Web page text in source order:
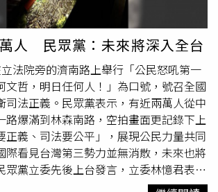
什麼颱風假」，眼見豪雨致災，立即改
為何不放颱風假」？反正基市府放不放
但他不解，這些拿颱風假大做文章的人，
和土石流搏命的基隆人的痛苦？基隆既是
基隆人對土石流致災其實不陌生，任何市
應戒慎恐懼，用敬謹之心決定放假與否。
票，謝國樑「熱戰」因應，揚言要拼「反
，擋下綠營欲在明年2月「遍地烽火」的
甚至還要在12日舉辦選前之夜「固樑」，
將與會或以錄影現身，傳出與謝交好的白
外界認為罷樑開票結果既是謝國樑任期的
關藍營國會優勢，牽動2026縣市長選
樑成功，那就是推倒藍營的第一張骨
、政治擾攘不安，這絕非民主政治常
就搞這一手呢，如果那個政黨每次選輸就
就打你，我選贏，就都是我的」。趙少康
手法，就像是賭徒「輸打贏要」，若綠委
就應該好好表現，好好與在野黨協商。畢
只有堅定求戰「幹到底」，民眾還能對賴
抱有任何希望嗎，如果民進黨執政，在國
國大陸還能怎樣呢，兩岸還能和平嗎，台
隆市長謝國樑就任迄今約1年9個月的施政
示，10.84％對謝國樑表現非常滿意、
％不滿意、12.29％非常不滿意、
人 民眾黨：未來將深入全台
法院旁的濟南路上舉行「公民怒吼第一
文哲，明日任何人！」為口號，號召全國
司法正義。民眾黨表示，有近兩萬人從中
路爆滿到林森南路，空拍畫面更記錄下上
正義、司法要公平」，展現公民力量共同
際看見台灣第三勢力並無消散，未來也將
眾黨立委先後上台發言，立委林憶君表
介入，押人取供、未審先判，最可怕的是